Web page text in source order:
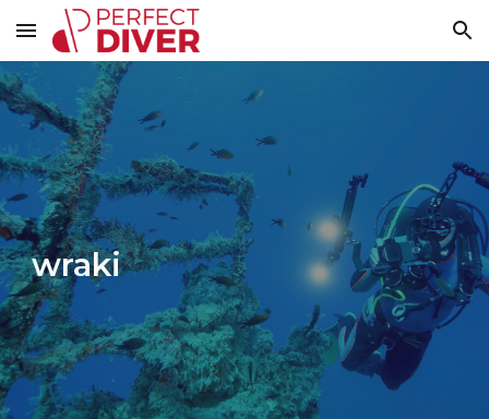
Skip to main content Skip to navigation
wraki